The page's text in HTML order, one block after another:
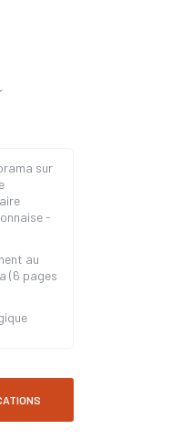
sur
-
au
(6 pages